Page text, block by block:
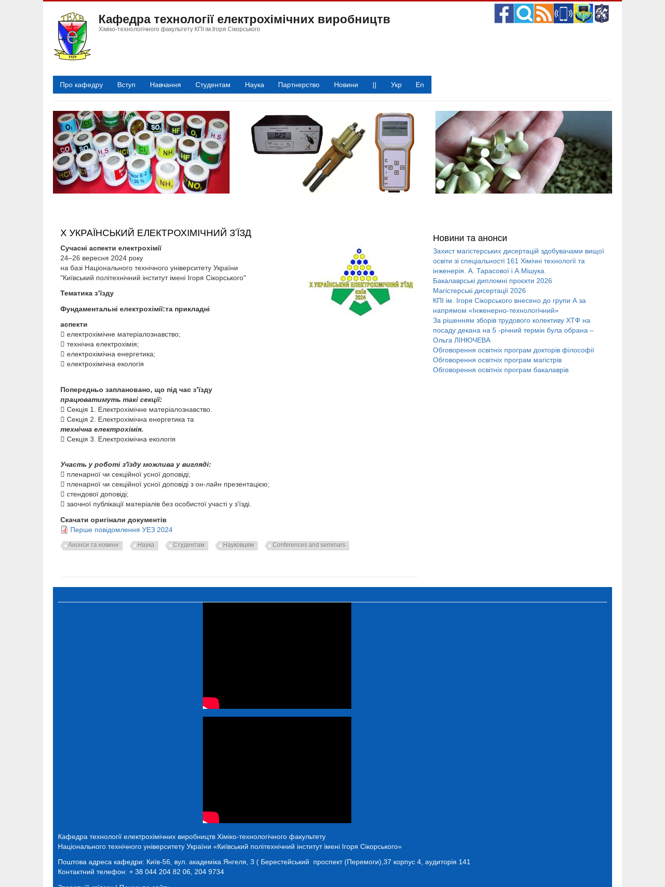
Кафедра технології електрохімічних виробництв
Хіміко-технологічного факультету КПІ ім.Ігоря Сікорського
Про кафедру Вступ Навчання Студентам Наука Партнерство Новини || Укр En
Х УКРАЇНСЬКИЙ ЕЛЕКТРОХІМІЧНИЙ З’ЇЗД
Сучасні аспекти електрохімії
24–26 вересня 2024 року
на базі Національного технічного університету України
"Київський політехнічний інститут імені Ігоря Сікорського"
Тематика з’їзду
Фундаментальні електрохімії:та прикладні
аспекти
 електрохімічне матеріалознавство;
 технічна електрохімія;
 електрохімічна енергетика;
 електрохімічна екологія
Попередньо заплановано, що під час з’їзду
працюватимуть такі секції:
 Секція 1. Електрохімічне матеріалознавство.
 Секція 2. Електрохімічна енергетика та
технічна електрохімія.
 Секція 3. Електрохімічна екологія
Участь у роботі з'їзду можлива у вигляді:
 пленарної чи секційної усної доповіді;
 пленарної чи секційної усної доповіді з он-лайн презентацією;
 стендової доповіді;
 заочної публікації матеріалів без особистої участі у з’їзді.
Скачати оригінали документів
Перше повідомлення УЕЗ 2024
Анонси та новини Наука Студентам Науковцям Conferences and seminars
Новини та анонси
Захист магістерських дисертацій здобувачами вищої
освіти зі спеціальності 161 Хімічні технології та
інженерія. А. Тарасової і А.Мішука.
Бакалаврські дипломні проєкти 2026
Магістерські дисертації 2026
КПІ ім. Ігоря Сікорського внесено до групи А за
напрямом «Інженерно-технологічний»
За рішенням зборів трудового колективу ХТФ на
посаду декана на 5 -річний термін була обрана –
Ольга ЛІНЮЧЕВА
Обговорення освітніх програм докторів філософії
Обговорення освітніх програм магістрів
Обговорення освітніх програм бакалаврів
Кафедра технології електрохімічних виробництв Хіміко-технологічного факультету
Національного технічного університету України «Київський політехнічний інститут імені Ігоря Сікорського»
Поштова адреса кафедри: Київ-56, вул. академіка Янгеля, 3 ( Берестейський проспект (Перемоги),37 корпус 4, аудиторія 141
Контактний телефон: + 38 044 204 82 06, 204 9734